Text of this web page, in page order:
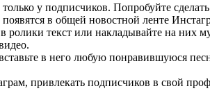
у подписчиков. Попробуйте
в общей новостной ленте
ролики текст или накладывайте на них
в него любую понравившуюся
привлекать подписчиков в свой